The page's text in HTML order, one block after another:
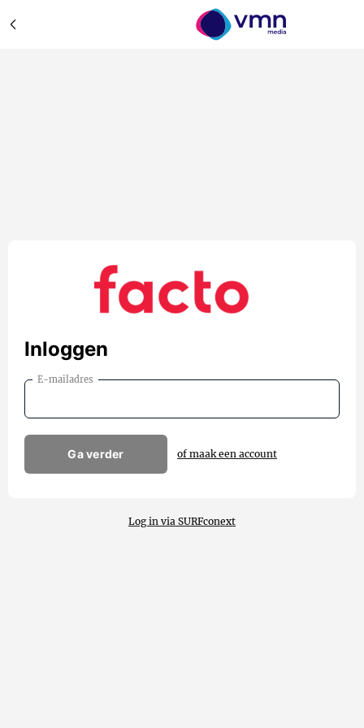
Inloggen
E-mailadres
Ga verder of maak een account
Log in via SURFconext